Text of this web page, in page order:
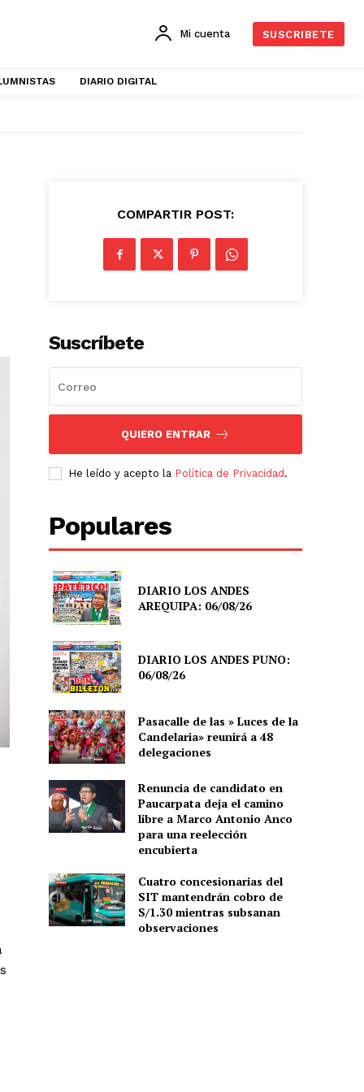
Mi cuenta SUSCRIBETE
DIARIO DIGITAL
COMPARTIR POST:
Suscríbete
QUIERO ENTRAR
He leído y acepto la Política de Privacidad .
Populares
DIARIO LOS ANDES
AREQUIPA: 06/08/26
DIARIO LOS ANDES PUNO:
06/08/26
Pasacalle de las » Luces de la
Candelaria» reunirá a 48
delegaciones
Renuncia de candidato en
Paucarpata deja el camino
libre a Marco Antonio Anco
para una reelección
encubierta
Cuatro concesionarias del
SIT mantendrán cobro de
S/1.30 mientras subsanan
observaciones